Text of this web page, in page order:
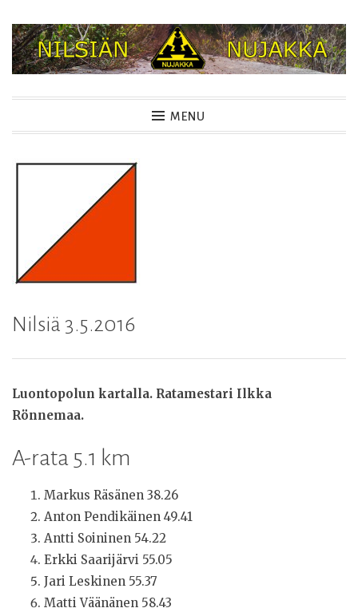
Skip
content
NILSIÄN NUJAKKA
MENU
Nilsiä 3.5.2016
Luontopolun kartalla. Ratamestari Ilkka
Rönnemaa.
A-rata 5.1 km
Markus Räsänen 38.26
Anton Pendikäinen 49.41
Antti Soininen 54.22
Erkki Saarijärvi 55.05
Jari Leskinen 55.37
Matti Väänänen 58.43